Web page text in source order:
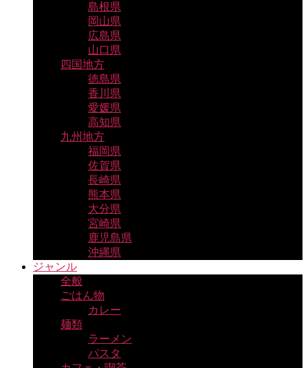
島根県
岡山県
広島県
山口県
四国地方
徳島県
香川県
愛媛県
高知県
九州地方
福岡県
佐賀県
長崎県
熊本県
大分県
宮崎県
鹿児島県
沖縄県
ジャンル
全般
ごはん物
カレー
麺類
ラーメン
パスタ